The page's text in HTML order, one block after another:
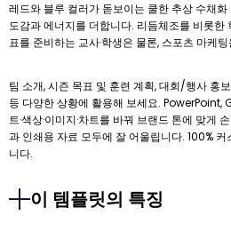
레드와 블루 컬러가 돋보이는 쿨한 추상 수채
도감과 에너지를 더합니다. 리듬체조를 비롯한
표를 준비하는 교사·학생은 물론, 스포츠 마케
팀 소개, 시즌 목표 및 훈련 계획, 대회/행사 홍
등 다양한 상황에 활용해 보세요.
트·색상·이미지·차트를 바꿔 브랜드 톤에 맞게
과 인쇄용 자료 모두에 잘 어울립니다. 100%
니다.
이 템플릿의 특징